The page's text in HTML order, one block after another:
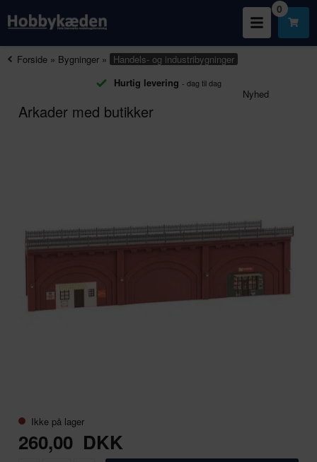
0
Forside » Bygninger » Handels- og industribygninger
Hurtig levering - dag til dag
Nyhed
Arkader med butikker
Ikke på lager
260,00 DKK